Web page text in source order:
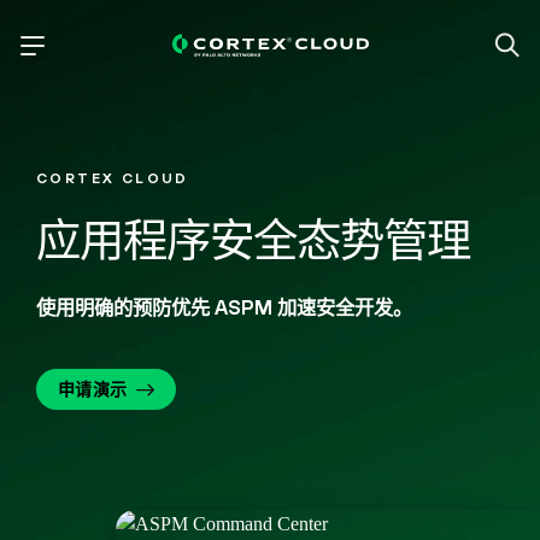
CORTEX CLOUD
应用程序安全态势管理
使用明确的预防优先 ASPM 加速安全开发。
申请演示